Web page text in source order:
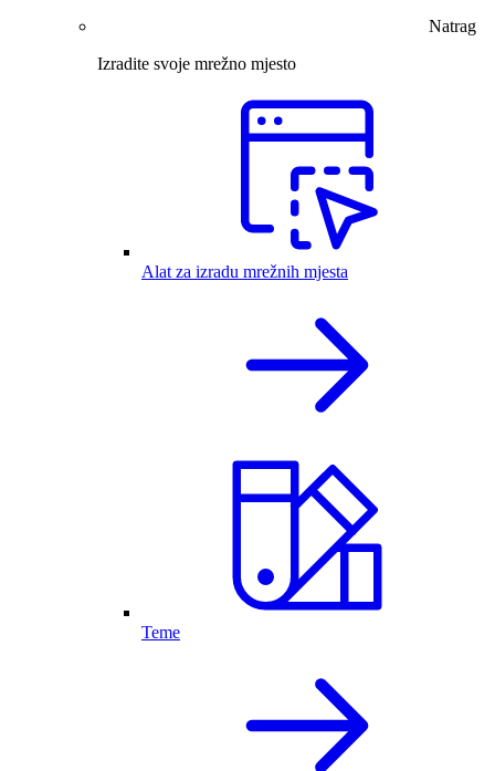
Natrag
Izradite svoje mrežno mjesto
Alat za izradu mrežnih mjesta
Teme